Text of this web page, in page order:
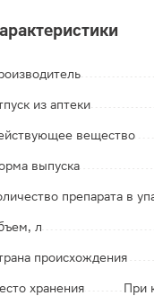
из аптеки
вещество
выпуска
препарата в
л
происхождения
хранения При